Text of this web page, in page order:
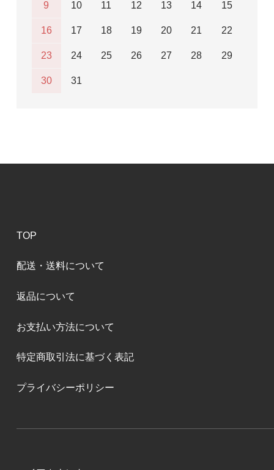
9 10 11 12 13 14 15
16 17 18 19 20 21 22
23 24 25 26 27 28 29
30 31
TOP
配送・送料について
返品について
お支払い方法について
特定商取引法に基づく表記
プライバシーポリシー